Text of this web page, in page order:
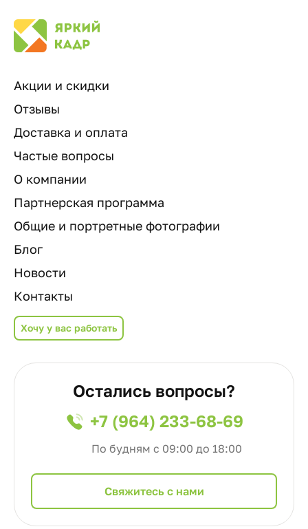
Акции и скидки
Отзывы
Доставка и оплата
Частые вопросы
О компании
Партнерская программа
Общие и портретные фотографии
Блог
Новости
Контакты
Хочу у вас работать
Остались вопросы?
+7 (964) 233-68-69
По будням с 09:00 до 18:00
Cвяжитесь с нами